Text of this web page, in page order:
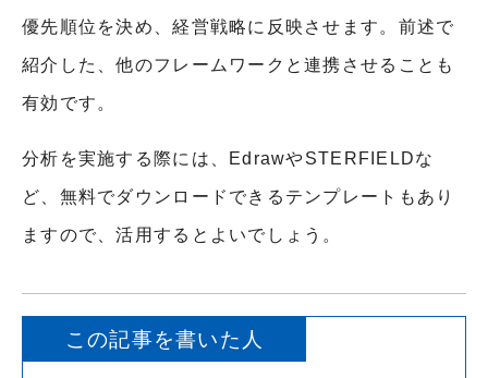
優先順位を決め、経営戦略に反映させます。前述で
紹介した、他のフレームワークと連携させることも
有効です。
分析を実施する際には、EdrawやSTERFIELDな
ど、無料でダウンロードできるテンプレートもあり
ますので、活用するとよいでしょう。
この記事を書いた人